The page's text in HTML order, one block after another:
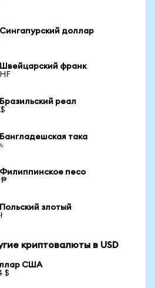
доллар
франк
реал
така
песо
₱
злотый
криптовалюты в USD
США
$